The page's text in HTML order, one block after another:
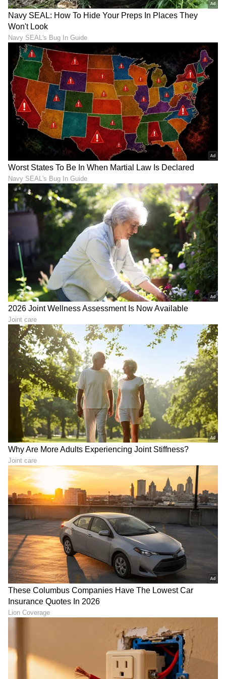
ವೀರೇಂದ್ರ ಹೆಗ್ಗಡೆ ಅದ್ಭುತ ಮನುಷ್ಯ; ನನ್ನ ಹೋರಾಟ
ಸೌಜನ್ಯ ಸಾವಿನ ವಿರುದ್ಧ!
ನಾನು ನನ್ನ ಜೀವನದಲ್ಲಿ ಒಂದೇ ಒಂದು ಬಾರಿ ಧರ್ಮಸ್ಥಳದ
ಧರ್ಮಾಧಿಕಾರಿ ಡಾ. ವೀರೇಂದ್ರ ಹೆಗ್ಗಡೆ ಅವರನ್ನು ಭೇಟಿ
ಮಾಡಿದ್ದೆ. ಅವರು ಅತ್ಯಂತ ಅದ್ಭುತವಾದ ಮತ್ತು ಶ್ರೇಷ್ಠ
ಮನುಷ್ಯ. ಈ ಪ್ರಕರಣದಲ್ಲಿ 200 ಕೋಟಿ ರೂಪಾಯಿ
ವ್ಯವಹಾರ, ಧರ್ಮ, ಷಡ್ಯಂತ್ರ ಎಂಬ ಕಟ್ಟುಕಥೆಗಳನ್ನು ಎಳೆದು
ತರುವುದು ಸರಿಯಲ್ಲ. ನಾನು ಯಾವುದೇ ಎಂಎಲ್‌ಎ ಅಥವಾ
ಎಂಪಿ ಆಗಬೇಕಿಲ್ಲ. ಧರ್ಮಸ್ಥಳದಲ್ಲಿ ಸತ್ತಿರುವ ಹೆಣ್ಣು ಮಕ್ಕಳ
ಮೇಲೆ ನಿಮಗೇಕೆ ಕನಿಕರ ಇಲ್ಲ? ಅಲ್ಲಿ ಮೃತಪಟ್ಟ ಹೆಣ್ಣು
ಮಕ್ಕಳು ನಮ್ಮವರಲ್ವಾ? ಸೌಜನ್ಯ ಹೇಗೆ ಸತ್ತಳು ಮತ್ತು ಅಲ್ಲಿ
ಉಳಿದ ಹೆಣ್ಣು ಮಕ್ಕಳ ಸಾವುಗಳು ಹೇಗೆ ಸಂಭವಿಸಿದವು
ಎಂದು ಪ್ರಶ್ನಿಸುವುದು ತಪ್ಪಾ? ನಾನು ಆ ಸಾವುಗಳ
ನ್ಯಾಯಕ್ಕಾಗಿ ಪ್ರಶ್ನೆ ಮಾಡಿದ್ದೇನೆಯೇ ಹೊರತು ಕ್ಷೇತ್ರದ ವಿರುದ್ಧ
ಷಡ್ಯಂತ್ರ ಮಾಡಿಲ್ಲ" ಎಂದು ಪ್ರಕಾಶ್ ರಾಜ್ ಸ್ಪಷ್ಟಪಡಿಸಿದ್ದಾರೆ.